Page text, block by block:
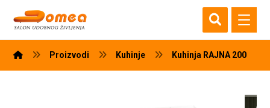
Proizvodi Kuhinje Kuhinja RAJNA 200